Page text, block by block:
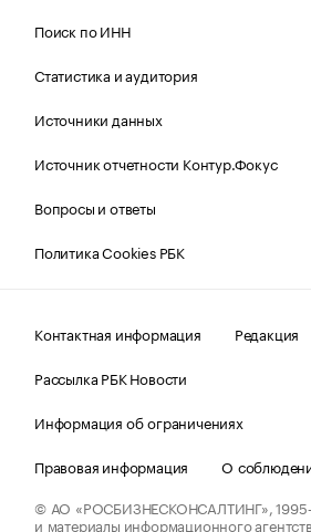
Поиск по ИНН
Статистика и аудитория
Источники данных
Источник отчетности Контур.Фокус
Вопросы и ответы
Политика Cookies РБК
Контактная информация
Редакция
Рассылка РБК Новости
Информация об ограничениях
Правовая информация
О
© АО «РОСБИЗНЕСКОНСАЛТИНГ»,
и материалы информационного